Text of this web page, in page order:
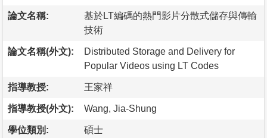
論文名稱:
基於LT編碼的熱門影片分散式儲存與傳輸
技術
論文名稱(外文):
Distributed Storage and Delivery for
Popular Videos using LT Codes
指導教授: 王家祥
指導教授(外文): Wang, Jia-Shung
學位類別: 碩士